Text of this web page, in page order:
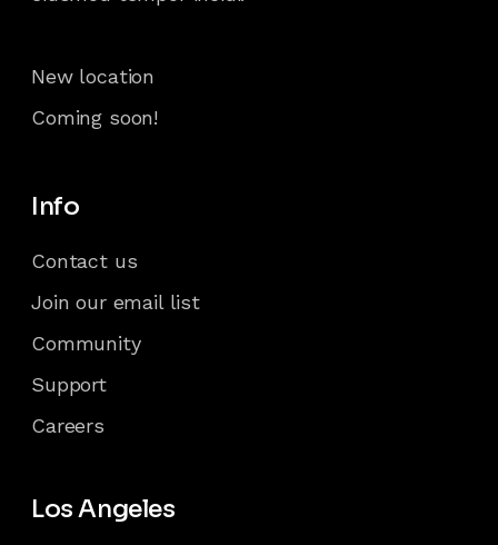
New location
Coming soon!
Info
Contact us
Join our email list
Community
Support
Careers
Los Angeles